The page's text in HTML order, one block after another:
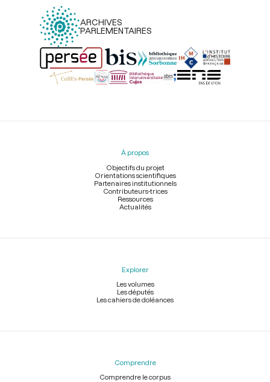
ARCHIVES
PARLEMENTAIRES
Menu
À propos
Objectifs du projet
Orientations scientifiques
Partenaires institutionnels
Contributeurs-trices
Ressources
Actualités
Explorer
Les volumes
Les députés
Les cahiers de doléances
Comprendre
Comprendre le corpus